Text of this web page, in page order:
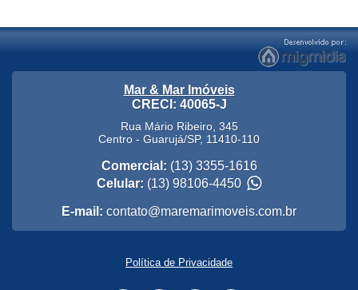
Mar & Mar Imóveis
CRECI: 40065-J
Rua Mário Ribeiro, 345
Centro - Guarujá/SP, 11410-110
Comercial: (13) 3355-1616
Celular: (13) 98106-4450
E-mail: contato@maremarimoveis.com.br
Política de Privacidade